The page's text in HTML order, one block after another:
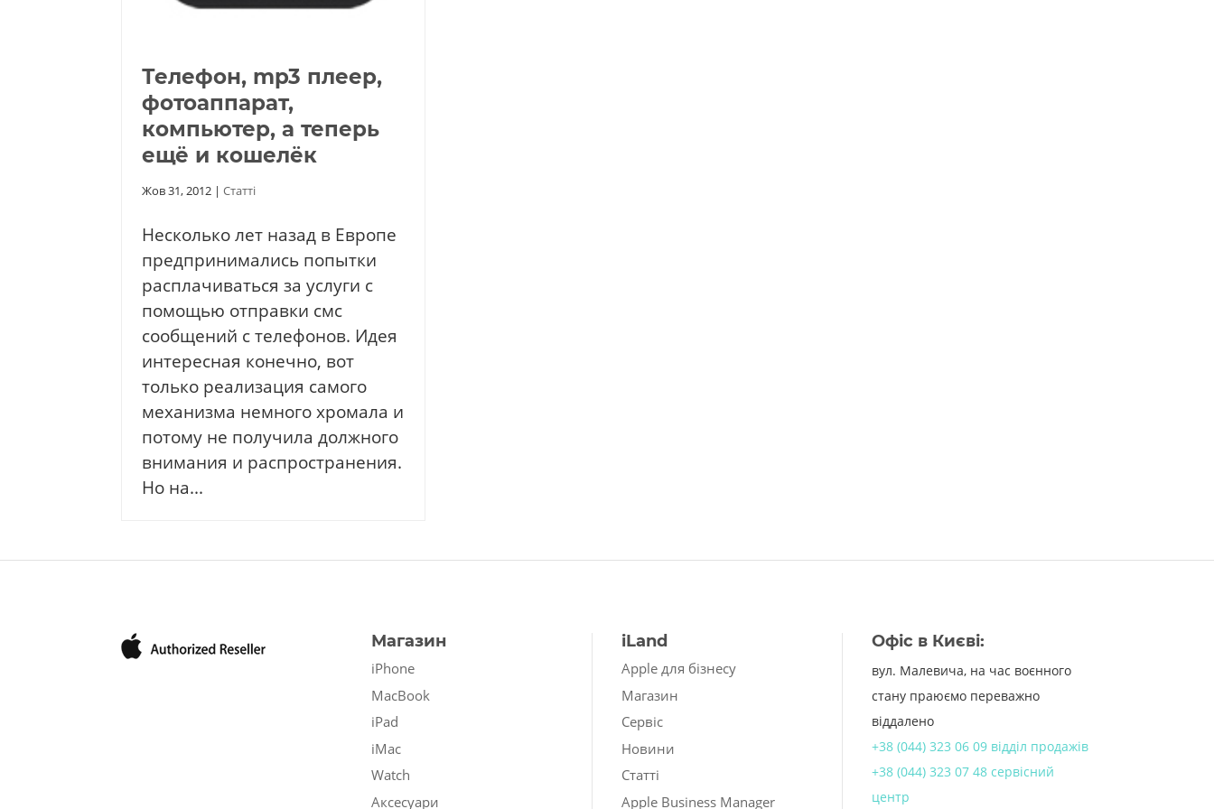
Телефон, mp3 плеер,
фотоаппарат,
компьютер, а теперь
ещё и кошелёк
Жов 31, 2012| Статті
Несколько лет назад в Европе
предпринимались попытки
расплачиваться за услуги с
помощью отправки смс
сообщений с телефонов. Идея
интересная конечно, вот
только реализация самого
механизма немного хромала и
потому не получила должного
внимания и распространения.
Но на...
Магазин
iPhone
MacBook
iPad
iMac
Watch
Аксесуари
iLand
Apple для бізнесу
Магазин
Сервіс
Новини
Статті
Apple Business Manager
Офіс в Києві:
вул. Малевича, на час воєнного
стану праюємо переважно
віддалено
+38 (044) 323 06 09 відділ продажів
+38 (044) 323 07 48 сервісний
центр